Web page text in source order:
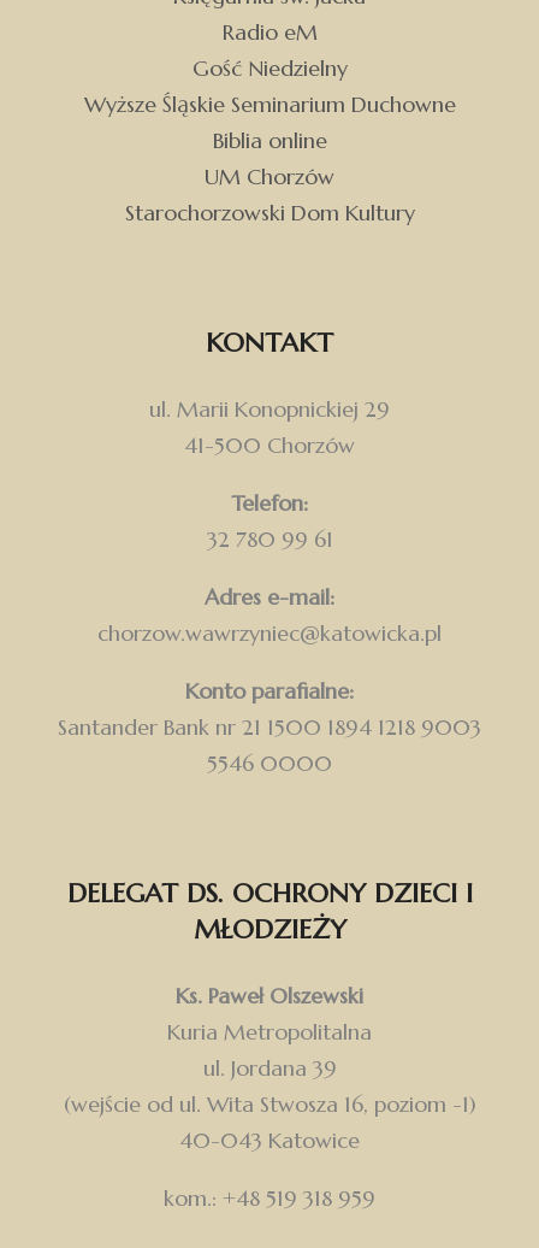
Radio eM
Gość Niedzielny
Wyższe Śląskie Seminarium Duchowne
Biblia online
UM Chorzów
Starochorzowski Dom Kultury
KONTAKT
ul. Marii Konopnickiej 29
41-500 Chorzów
Telefon:
32 780 99 61
Adres e-mail:
chorzow.wawrzyniec@katowicka.pl
Konto parafialne:
Santander Bank nr 21 1500 1894 1218 9003
5546 0000
DELEGAT DS. OCHRONY DZIECI I
MŁODZIEŻY
Ks. Paweł Olszewski
Kuria Metropolitalna
ul. Jordana 39
(wejście od ul. Wita Stwosza 16, poziom -1)
40-043 Katowice
kom.: +48 519 318 959